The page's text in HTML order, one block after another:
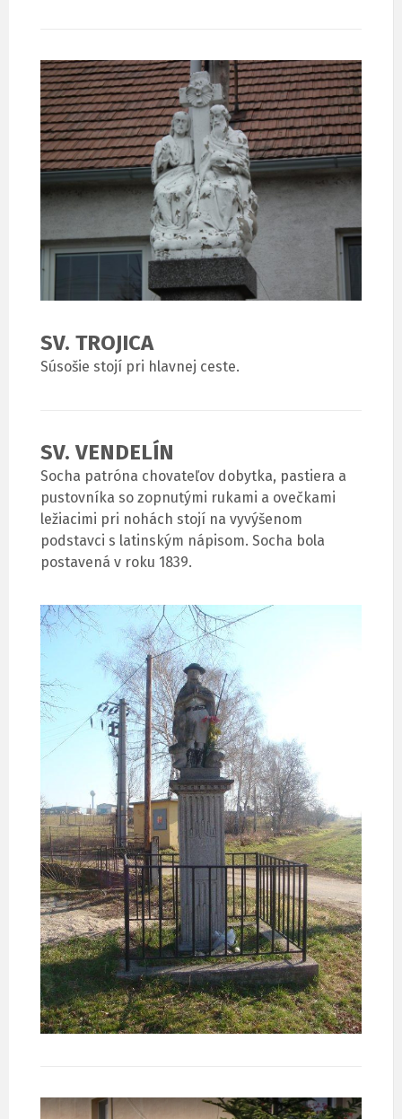
SV. TROJICA
Súsošie stojí pri hlavnej ceste.
SV. VENDELÍN
Socha patróna chovateľov dobytka, pastiera a
pustovníka so zopnutými rukami a ovečkami
ležiacimi pri nohách stojí na vyvýšenom
podstavci s latinským nápisom. Socha bola
postavená v roku 1839.